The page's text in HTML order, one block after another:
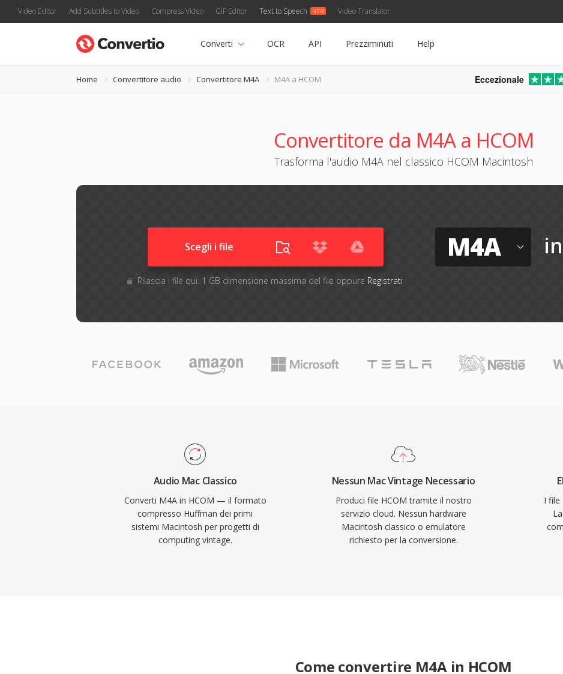
Video Editor Add Subtitles to Video Compress Video GIF Editor Text to Speech Video Translator
Converti OCR API Prezziminuti Help
Home Convertitore audio Convertitore M4A M4A a HCOM Eccezionale
Convertitore da M4A a HCOM
Trasforma l'audio M4A nel classico HCOM Macintosh
Scegli i file
Rilascia i file qui. 1 GB dimensione massima del file oppure Registrati
M4A in
Audio Mac Classico
Converti M4A in HCOM — il formato
compresso Huffman dei primi
sistemi Macintosh per progetti di
computing vintage.
Nessun Mac Vintage Necessario
Produci file HCOM tramite il nostro
servizio cloud. Nessun hardware
Macintosh classico o emulatore
richiesto per la conversione.
I file
Come convertire M4A in HCOM